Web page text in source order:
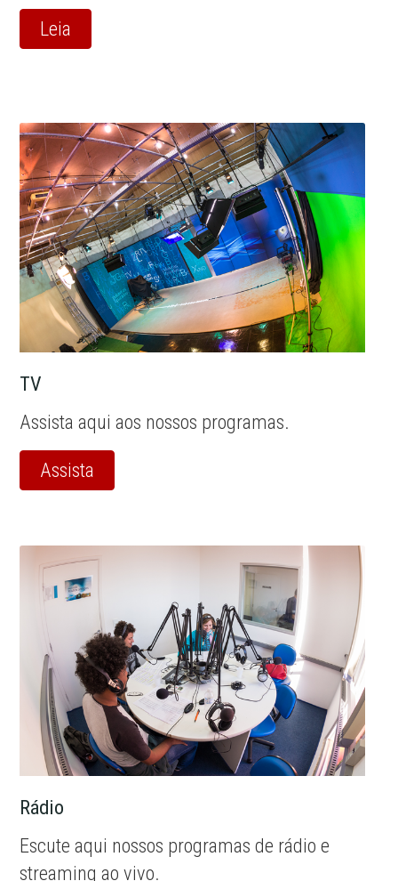
Leia
TV
Assista aqui aos nossos programas.
Assista
Rádio
Escute aqui nossos programas de rádio e
streaming ao vivo.